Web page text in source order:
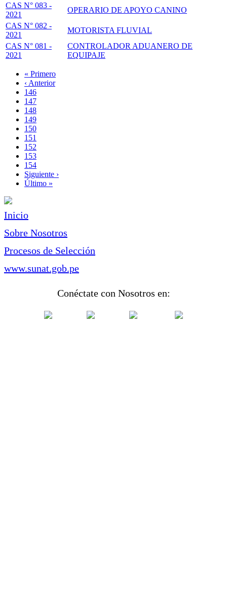
CAS N° 083 -
2021
OPERARIO DE APOYO CANINO
CAS N° 082 -
2021
MOTORISTA FLUVIAL
CAS N° 081 -
2021
CONTROLADOR ADUANERO DE
EQUIPAJE
Paginación
Primera
página
« Primero
Página
anterior
‹ Anterior
Page
146
Page
147
Page
148
Page
149
Página
actual
150
Page
151
Page
152
Page
153
Page
154
Siguiente
página
Siguiente ›
Última
Último »
Inicio
Sobre Nosotros
Procesos de Selección
www.sunat.gob.pe
Conéctate con Nosotros en: